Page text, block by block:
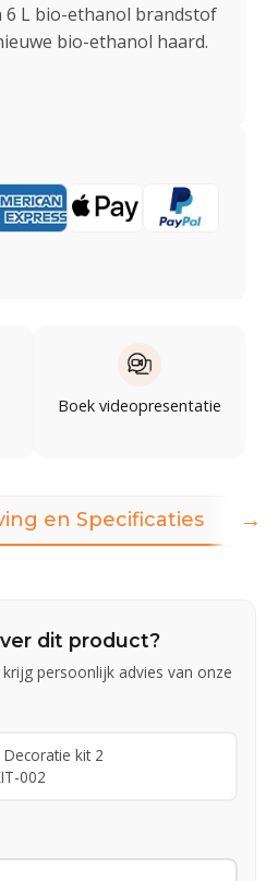
6 L bio-ethanol brandstof
bio-ethanol haard.
Boek videopresentatie
en Specificaties
dit product?
persoonlijk advies van onze
Decoratie kit 2
002
→